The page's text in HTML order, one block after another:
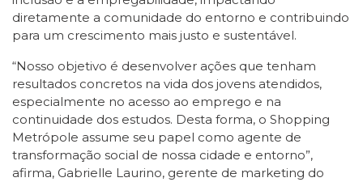
diretamente a comunidade do entorno e contribuindo
para um crescimento mais justo e sustentável.
“Nosso objetivo é desenvolver ações que tenham
resultados concretos na vida dos jovens atendidos,
especialmente no acesso ao emprego e na
continuidade dos estudos. Desta forma, o Shopping
Metrópole assume seu papel como agente de
transformação social de nossa cidade e entorno”,
afirma, Gabrielle Laurino, gerente de marketing do